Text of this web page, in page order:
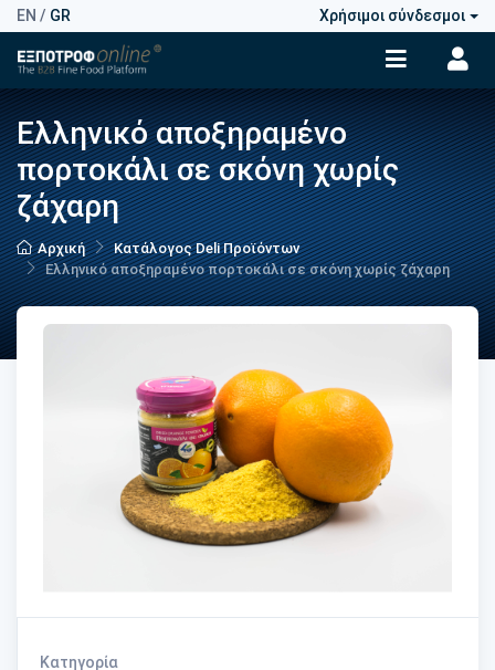
EN / GR Χρήσιμοι σύνδεσμοι
Ελληνικό αποξηραμένο
πορτοκάλι σε σκόνη χωρίς
ζάχαρη
Αρχική
Κατάλογος Deli Προϊόντων
Ελληνικό αποξηραμένο πορτοκάλι σε σκόνη χωρίς ζάχαρη
Κατηγορία